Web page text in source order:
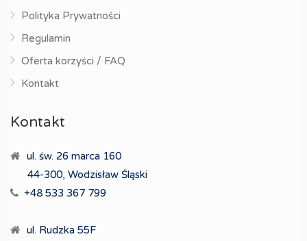
Polityka Prywatności
Regulamin
Oferta korzyści / FAQ
Kontakt
Kontakt
ul. św. 26 marca 160
44-300, Wodzisław Śląski
+48 533 367 799
ul. Rudzka 55F